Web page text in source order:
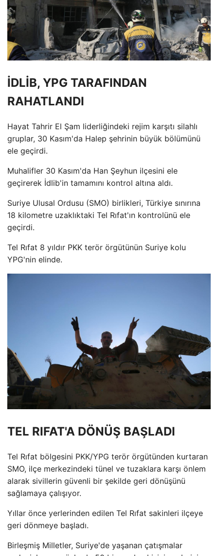
İDLİB, YPG TARAFINDAN
RAHATLANDI
Hayat Tahrir El Şam liderliğindeki rejim karşıtı silahlı
gruplar, 30 Kasım'da Halep şehrinin büyük bölümünü
ele geçirdi.
Muhalifler 30 Kasım'da Han Şeyhun ilçesini ele
geçirerek İdlib'in tamamını kontrol altına aldı.
Suriye Ulusal Ordusu (SMO) birlikleri, Türkiye sınırına
18 kilometre uzaklıktaki Tel Rıfat'ın kontrolünü ele
geçirdi.
Tel Rıfat 8 yıldır PKK terör örgütünün Suriye kolu
YPG'nin elinde.
TEL RIFAT'A DÖNÜŞ BAŞLADI
Tel Rıfat bölgesini PKK/YPG terör örgütünden kurtaran
SMO, ilçe merkezindeki tünel ve tuzaklara karşı önlem
alarak sivillerin güvenli bir şekilde geri dönüşünü
sağlamaya çalışıyor.
Yıllar önce yerlerinden edilen Tel Rıfat sakinleri ilçeye
geri dönmeye başladı.
Birleşmiş Milletler, Suriye'de yaşanan çatışmalar